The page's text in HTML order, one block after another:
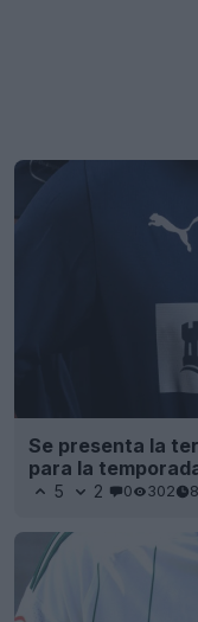
Se presenta la
para la
5 2 0 302